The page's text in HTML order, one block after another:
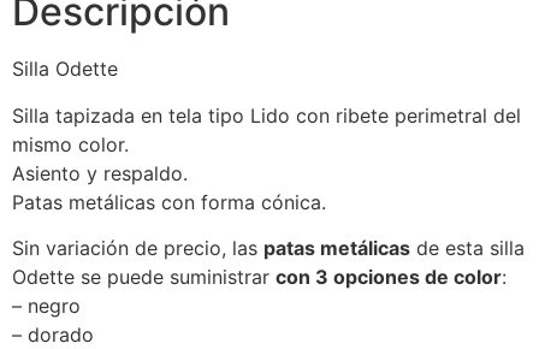
Descripción
Silla Odette
Silla tapizada en tela tipo Lido con ribete perimetral del
mismo color.
Asiento y respaldo.
Patas metálicas con forma cónica.
Sin variación de precio, las patas metálicas de esta silla
Odette se puede suministrar con 3 opciones de color:
– negro
– dorado